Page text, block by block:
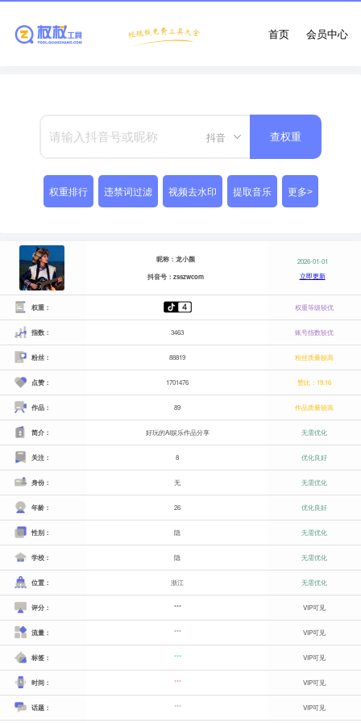
会员中心
首页
抖音 查权重
权重排行 违禁词过滤 视频去水印 提取音乐 更多>
昵称：龙小颜
抖音号：zsszwcom
2026-01-01
立即更新
权重： 权重等级较优
指数： 3463 账号指数较优
粉丝： 88819 粉丝质量较高
点赞： 1701476 赞比：19.16
作品： 89 作品质量较高
简介： 好玩的AI娱乐作品分享 无需优化
关注： 8 优化良好
身份： 无 无需优化
年龄： 26 优化良好
性别： 隐 无需优化
学校： 隐 无需优化
位置： 浙江 无需优化
评分： *** VIP可见
流量： *** VIP可见
标签： *** VIP可见
时间： *** VIP可见
话题： *** VIP可见